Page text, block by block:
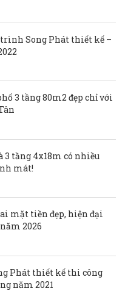
Song Phát thiết kế –
3 tầng 80m2 đẹp chỉ với
3 tầng 4x18m có nhiều
mát!
mặt tiền đẹp, hiện đại
2026
Phát thiết kế thi công
năm 2021